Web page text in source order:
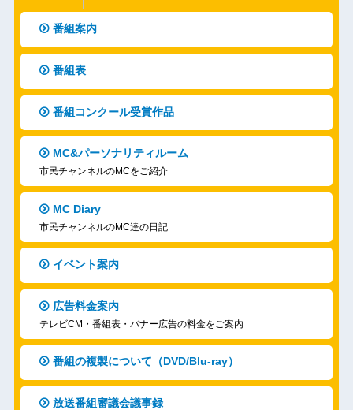
番組案内
番組表
番組コンクール受賞作品
MC&パーソナリティルーム
市民チャンネルのMCをご紹介
MC Diary
市民チャンネルのMC達の日記
イベント案内
広告料金案内
テレビCM・番組表・バナー広告の料金をご案内
番組の複製について（DVD/Blu-ray）
放送番組審議会議事録